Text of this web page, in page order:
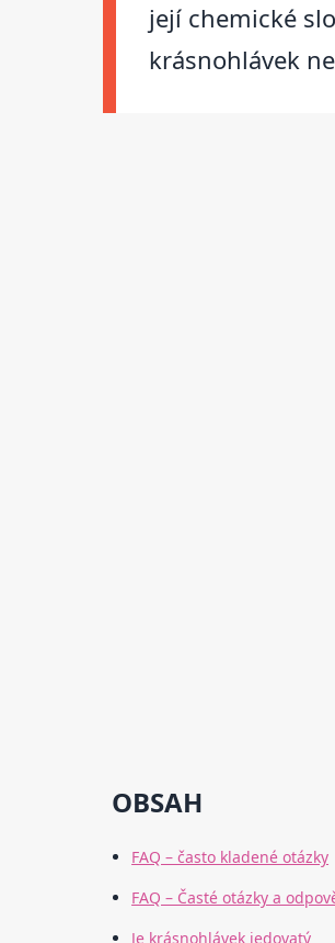
její chemické
krásnohlávek
OBSAH
FAQ – často kladené otázky
FAQ – Časté otázky a
Je krásnohlávek jedovatý